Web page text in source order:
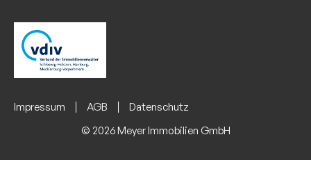
Impressum AGB
Datenschutz
© 2026 Meyer Immobilien GmbH